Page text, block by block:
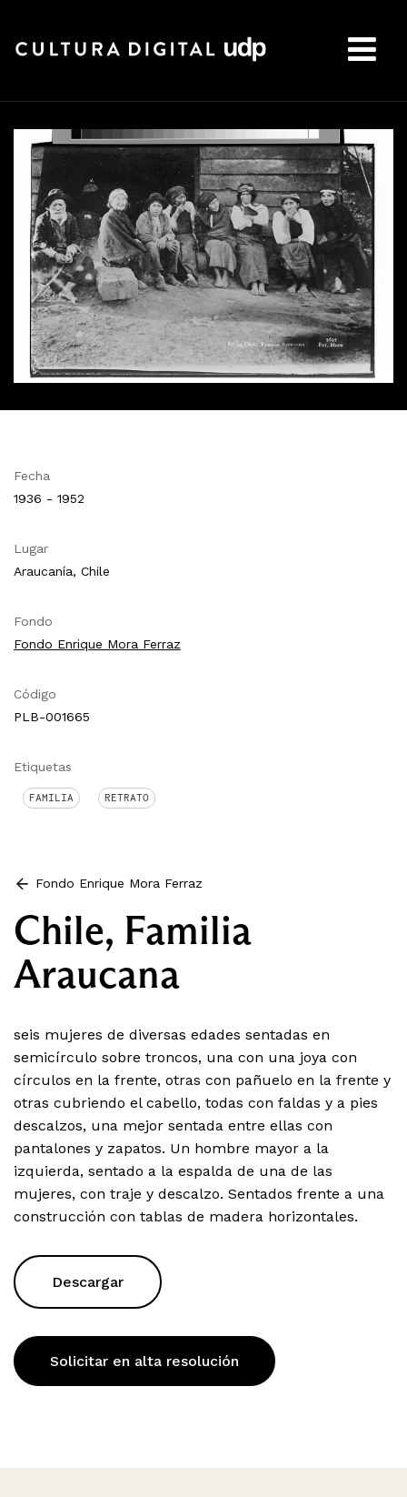
Fecha
1936 - 1952
Lugar
Araucanía, Chile
Fondo
Fondo Enrique Mora Ferraz
Código
PLB-001665
Etiquetas
FAMILIA RETRATO
Fondo Enrique Mora Ferraz
Chile, Familia
Araucana
seis mujeres de diversas edades sentadas en
semicírculo sobre troncos, una con una joya con
círculos en la frente, otras con pañuelo en la frente y
otras cubriendo el cabello, todas con faldas y a pies
descalzos, una mejor sentada entre ellas con
pantalones y zapatos. Un hombre mayor a la
izquierda, sentado a la espalda de una de las
mujeres, con traje y descalzo. Sentados frente a una
construcción con tablas de madera horizontales.
Descargar
Solicitar en alta resolución